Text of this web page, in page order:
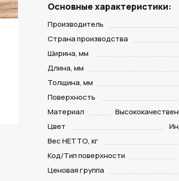
Основные характеристики:
Производитель
Страна производства
Ширина, мм
Длина, мм
Толщина, мм
Поверхность
Материал
Цвет
Вес НЕТТО, кг
Код/Тип поверхности
Ценовая группа